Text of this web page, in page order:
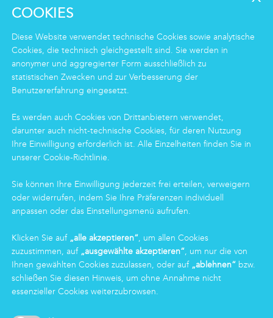
LEISTUNGEN
Clean
Housekeeping
Facility
Logistics & Care
Eco Clean-Dienstleistung
INFORMATIONEN
Gruppe
Zertifizierungen
Arbeiten bei Markas
Markas Family
LOGIN
COOKIES
Diese Website verwendet technische Cookies sowie analytische
Cookies, die technisch gleichgestellt sind. Sie werden in
anonymer und aggregierter Form ausschließlich zu
statistischen Zwecken und zur Verbesserung der
Benutzererfahrung eingesetzt.
Es werden auch Cookies von Drittanbietern verwendet,
darunter auch nicht-technische Cookies, für deren Nutzung
Ihre Einwilligung erforderlich ist. Alle Einzelheiten finden Sie in
unserer Cookie-Richtlinie.
Sie können Ihre Einwilligung jederzeit frei erteilen, verweigern
oder widerrufen, indem Sie Ihre Präferenzen individuell
anpassen oder das Einstellungsmenü aufrufen.
Klicken Sie auf „alle akzeptieren“, um allen Cookies
zuzustimmen, auf „ausgewählte akzeptieren“, um nur die von
Ihnen gewählten Cookies zuzulassen, oder auf „ablehnen“ bzw.
schließen Sie diesen Hinweis, um ohne Annahme nicht
essenzieller Cookies weiterzubrowsen.